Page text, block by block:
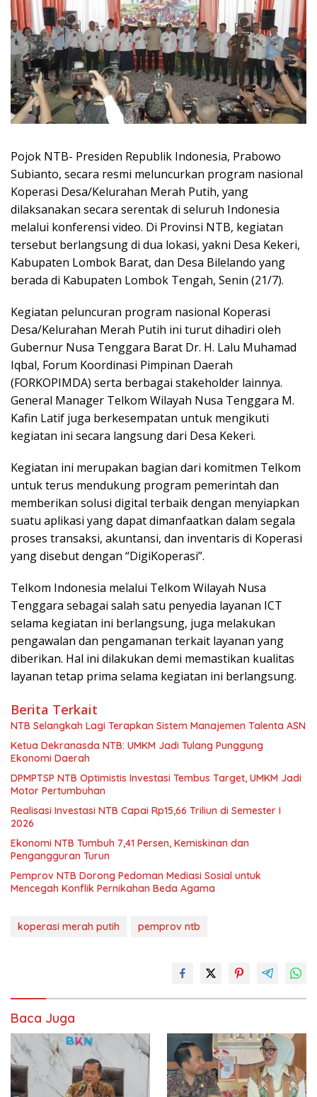
Pojok NTB- Presiden Republik Indonesia, Prabowo
Subianto, secara resmi meluncurkan program nasional
Koperasi Desa/Kelurahan Merah Putih, yang
dilaksanakan secara serentak di seluruh Indonesia
melalui konferensi video. Di Provinsi NTB, kegiatan
tersebut berlangsung di dua lokasi, yakni Desa Kekeri,
Kabupaten Lombok Barat, dan Desa Bilelando yang
berada di Kabupaten Lombok Tengah, Senin (21/7).
Kegiatan peluncuran program nasional Koperasi
Desa/Kelurahan Merah Putih ini turut dihadiri oleh
Gubernur Nusa Tenggara Barat Dr. H. Lalu Muhamad
Iqbal, Forum Koordinasi Pimpinan Daerah
(FORKOPIMDA) serta berbagai stakeholder lainnya.
General Manager Telkom Wilayah Nusa Tenggara M.
Kafin Latif juga berkesempatan untuk mengikuti
kegiatan ini secara langsung dari Desa Kekeri.
Kegiatan ini merupakan bagian dari komitmen Telkom
untuk terus mendukung program pemerintah dan
memberikan solusi digital terbaik dengan menyiapkan
suatu aplikasi yang dapat dimanfaatkan dalam segala
proses transaksi, akuntansi, dan inventaris di Koperasi
yang disebut dengan “DigiKoperasi”.
Telkom Indonesia melalui Telkom Wilayah Nusa
Tenggara sebagai salah satu penyedia layanan ICT
selama kegiatan ini berlangsung, juga melakukan
pengawalan dan pengamanan terkait layanan yang
diberikan. Hal ini dilakukan demi memastikan kualitas
layanan tetap prima selama kegiatan ini berlangsung.
Berita Terkait
NTB Selangkah Lagi Terapkan Sistem Manajemen Talenta ASN
Ketua Dekranasda NTB: UMKM Jadi Tulang Punggung
Ekonomi Daerah
DPMPTSP NTB Optimistis Investasi Tembus Target, UMKM Jadi
Motor Pertumbuhan
Realisasi Investasi NTB Capai Rp15,66 Triliun di Semester I
2026
Ekonomi NTB Tumbuh 7,41 Persen, Kemiskinan dan
Pengangguran Turun
Pemprov NTB Dorong Pedoman Mediasi Sosial untuk
Mencegah Konflik Pernikahan Beda Agama
koperasi merah putih pemprov ntb
Baca Juga